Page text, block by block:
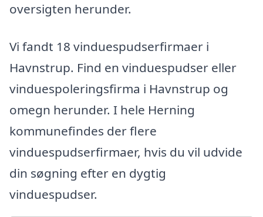
oversigten herunder.
Vi fandt 18 vinduespudserfirmaer i
Havnstrup. Find en vinduespudser eller
vinduespoleringsfirma i Havnstrup og
omegn herunder. I hele Herning
kommunefindes der flere
vinduespudserfirmaer, hvis du vil udvide
din søgning efter en dygtig
vinduespudser.